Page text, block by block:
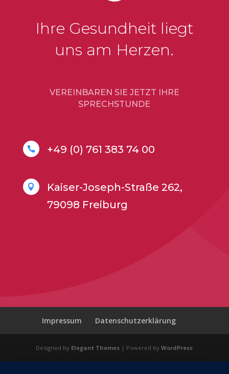
Ihre Gesundheit liegt
uns am Herzen.
VEREINBAREN SIE JETZT IHRE
SPRECHSTUNDE
 +49 (0) 761 383 74 00

Kaiser-Joseph-Straße 262,
79098 Freiburg
Impressum Datenschutzerklärung
Designed by Elegant Themes | Powered byWordPress